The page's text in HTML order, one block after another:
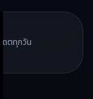
พากย์ไทย ซับ
หนังจีน ละครจีน มิ
ดตทุกวัน